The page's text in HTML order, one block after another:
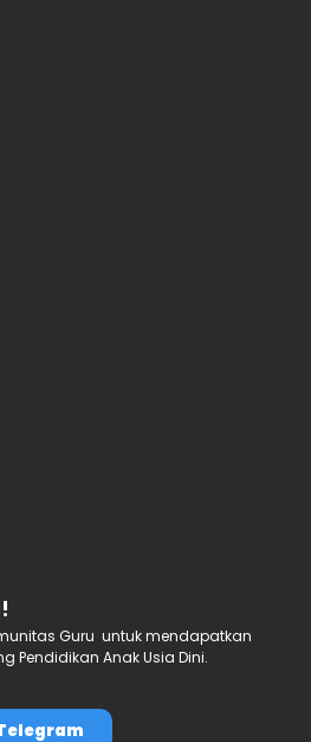
Guru untuk mendapatkan
Pendidikan Anak Usia Dini.